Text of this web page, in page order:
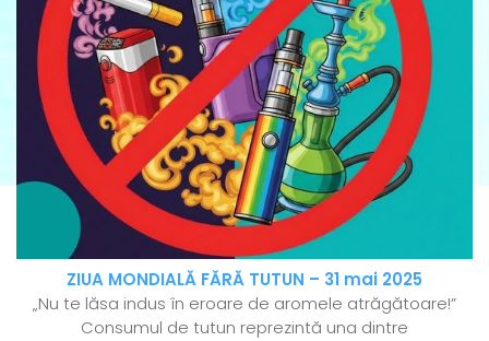
ZIUA MONDIALĂ FĂRĂ TUTUN – 31 mai 2025
„Nu te lăsa indus în eroare de aromele atrăgătoare!”
Consumul de tutun reprezintă una dintre